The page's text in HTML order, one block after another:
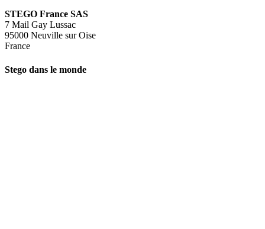
STEGO France SAS
7 Mail Gay Lussac
95000 Neuville sur Oise
France
Stego dans le monde